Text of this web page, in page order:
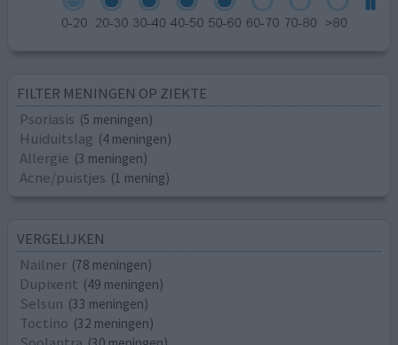
FILTER MENINGEN OP ZIEKTE
Psoriasis (5 meningen)
Huiduitslag (4 meningen)
Allergie (3 meningen)
Acne/puistjes (1 mening)
VERGELIJKEN
Nailner (78 meningen)
Dupixent (49 meningen)
Selsun (33 meningen)
Toctino (32 meningen)